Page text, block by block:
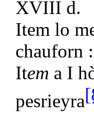
XVIII d.
Item lo
chauforn
Item a I
pesrieyra